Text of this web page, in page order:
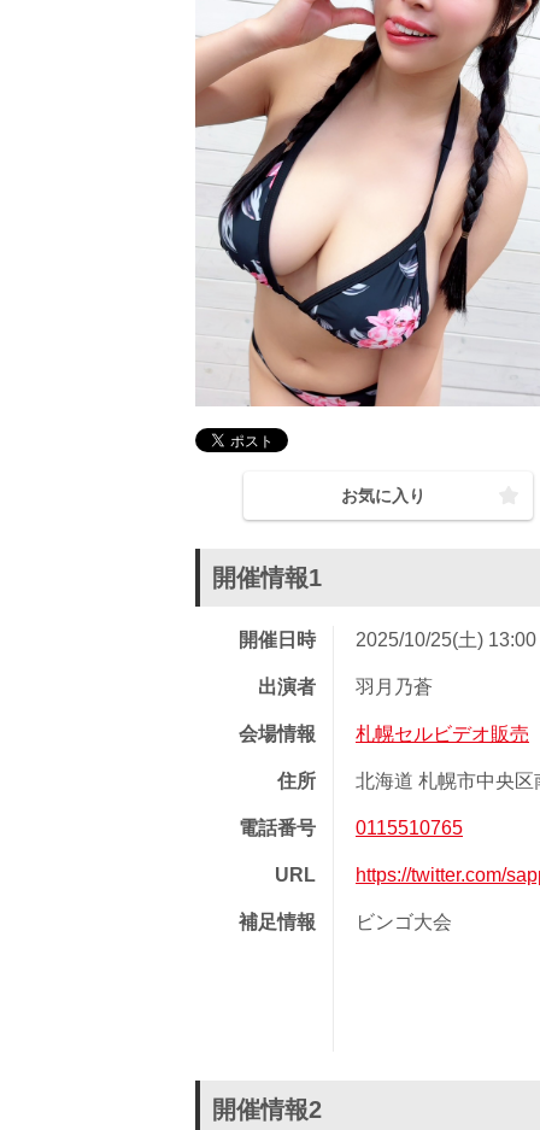
お気に入り
開催情報1
開催日時 2025/10/25(土) 13:00
出演者 羽月乃蒼
会場情報 札幌セルビデオ販売
住所 北海道 札幌市中央
電話番号 0115510765
URL https://twitter.com/
補足情報 ビンゴ大会
開催情報2